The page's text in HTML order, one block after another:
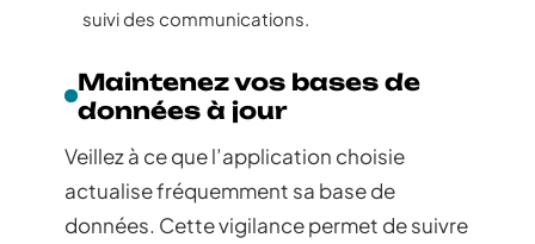
suivi des communications.
Maintenez vos bases de
données à jour
Veillez à ce que l’application choisie
actualise fréquemment sa base de
données. Cette vigilance permet de suivre